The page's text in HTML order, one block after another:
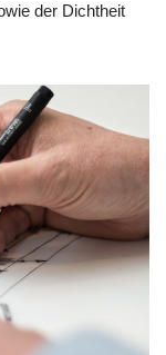
der Dichtheit